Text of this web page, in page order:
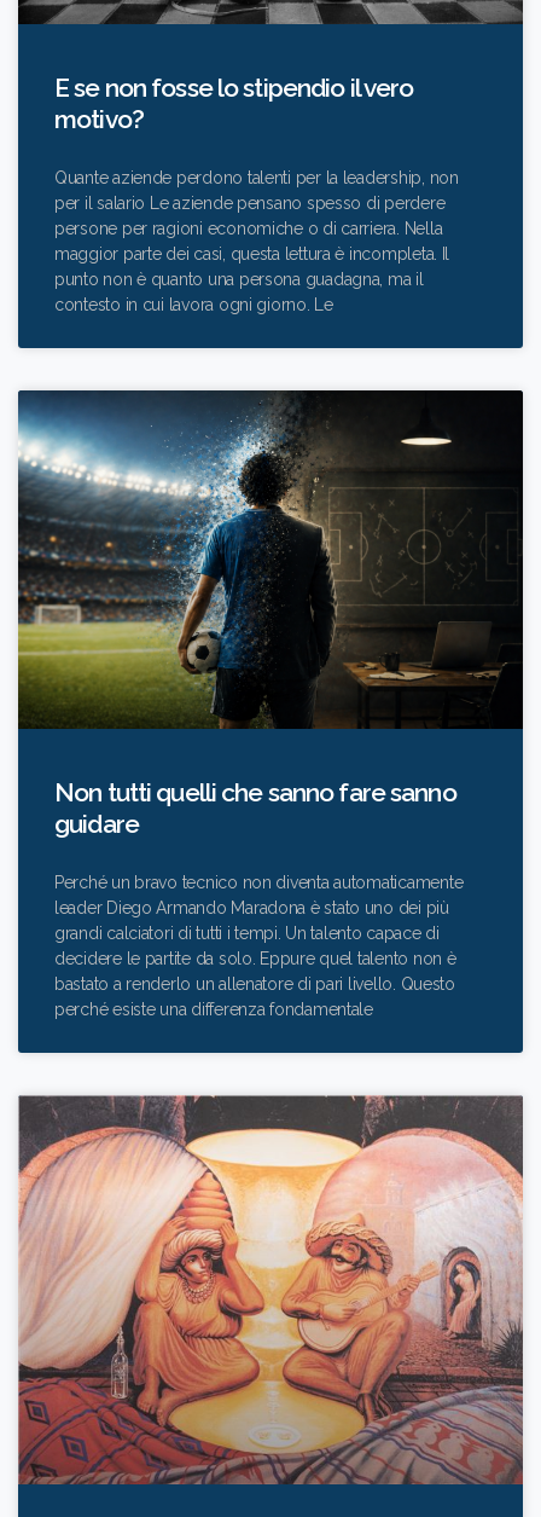
E se non fosse lo stipendio il vero
motivo?
Quante aziende perdono talenti per la leadership, non
per il salario Le aziende pensano spesso di perdere
persone per ragioni economiche o di carriera. Nella
maggior parte dei casi, questa lettura è incompleta. Il
punto non è quanto una persona guadagna, ma il
contesto in cui lavora ogni giorno. Le
Non tutti quelli che sanno fare sanno
guidare
Perché un bravo tecnico non diventa automaticamente
leader Diego Armando Maradona è stato uno dei più
grandi calciatori di tutti i tempi. Un talento capace di
decidere le partite da solo. Eppure quel talento non è
bastato a renderlo un allenatore di pari livello. Questo
perché esiste una differenza fondamentale